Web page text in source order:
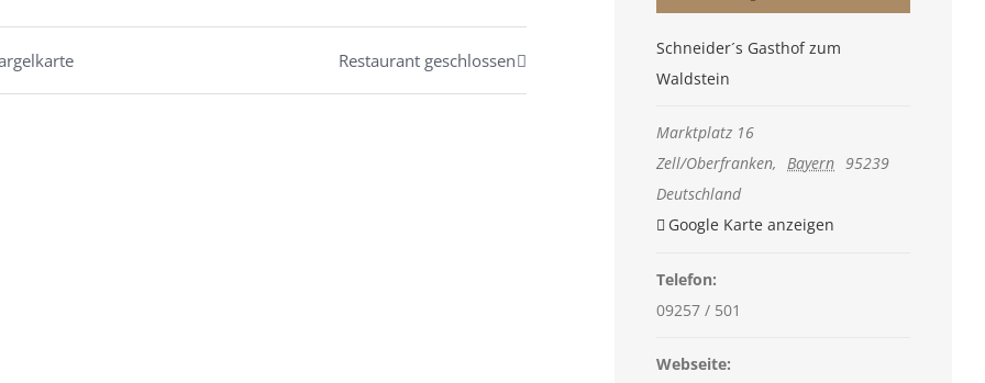
Restaurant geschlossen
Schneider´s Gasthof zum
Waldstein
Marktplatz 16
Zell/Oberfranken, Bayern 95239
Deutschland
Google Karte anzeigen
Telefon:
09257 / 501
Webseite: